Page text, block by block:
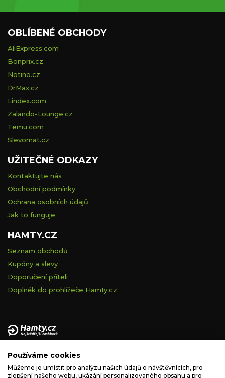
sídlem Na vápence 2885/2a, 130 00 Praha 3, IČ: 05228972,
zapsaná v obchodním rejstříku vedeném Městským soudem v
OBLÍBENÉ OBCHODY
AliExpress.com
Bonprix.cz
Notino.cz
DrMax.cz
Lindex.com
Zalando-Lounge.cz
Temu.com
Slevomat.cz
UŽITEČNÉ ODKAZY
Kontaktujte nás
Obchodní podmínky
Ochrana osobních údajů
Jak to funguje
HAMTY.CZ
Seznam obchodů
Kupóny a slevy
Doporučení příteli
Doplněk do prohlížeče Hamty.cz
Používáme cookies
Můžeme je umístit pro analýzu našich údajů o návštěvnících, pro
zlepšení našeho webu, ukázání personalizovaného obsahu a pro